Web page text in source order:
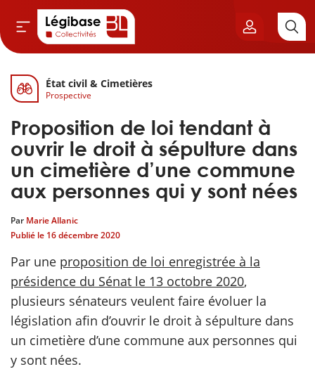
& Cimetières
& Élu local
& Finances locales
publique
État civil & Cimetières
Prospective
Proposition de loi tendant à
ouvrir le droit à sépulture dans
un cimetière d’une commune
aux personnes qui y sont nées
Par Marie Allanic
Publié le 16 décembre 2020
Par une proposition de loi enregistrée à la
présidence du Sénat le 13 octobre 2020,
plusieurs sénateurs veulent faire évoluer la
législation afin d’ouvrir le droit à sépulture dans
un cimetière d’une commune aux personnes qui
y sont nées.